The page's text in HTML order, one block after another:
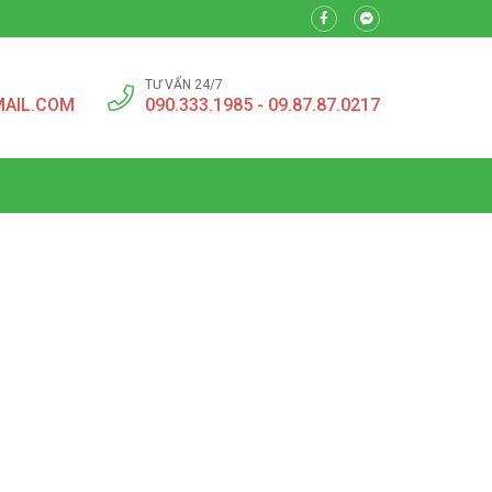
TƯ VẤN 24/7
090.333.1985 - 09.87.87.0217